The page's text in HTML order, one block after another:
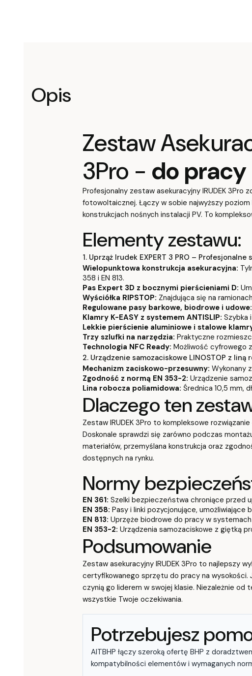
Opis
Zestaw
3Pro - do pracy
Profesjonalny zestaw asekuracyjny IRUDEK
fotowoltaicznej. Łączy w sobie najwyższy
konstrukcjach nośnych instalacji PV. To
Elementy zestawu:
1. Uprząż Irudek EXPERT 3 PRO –
Wielopunktowa konstrukcja asekuracyjna:
358 i EN 813.
Pas Expert 3D z bocznymi pierścieniami D:
Wyściółka RIPSTOP: Znajdująca się na
Regulowane pasy barkowe, biodrowe i udowe:
Klamry K-EASY z systemem ANTISLIP: Szybka
Lekkie pierścienie aluminiowe i stalowe
Trzy szlufki na narzędzia: Praktyczne
Technologia NFC Ready: Możliwość cyfrowego
2. Urządzenie samozaciskowe LINOSTOP z liną
Mechanizm zaciskowo-przesuwny: Wykonany
Zgodność z normą EN 353-2: Urządzenie
Lina robocza poliamidowa: Średnica 10,5 mm,
Dlaczego ten
Zestaw IRUDEK 3Pro to kompleksowe
Doskonale sprawdzi się zarówno podczas
materiałów, przemyślana konstrukcja oraz
dostępnych na rynku.
Normy
EN 361: Szelki bezpieczeństwa chroniące przed
EN 358: Pasy i linki pozycjonujące, umożliwiające
EN 813: Uprzęże biodrowe do pracy w
EN 353-2: Urządzenia samozaciskowe z giętką
Podsumowanie
Zestaw asekuracyjny IRUDEK 3Pro to najlepszy
certyfikowanego sprzętu do pracy na wysokości.
czynią go liderem w swojej klasie. Niezależnie
wszystkie Twoje oczekiwania.
Potrzebujesz
AITBHP łączy szeroką ofertę BHP z
kompatybilności elementów i wymaganych